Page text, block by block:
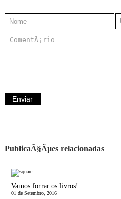
PublicaÃ§Ãµes relacionadas
Vamos forrar os livros!
01 de Setembro, 2016